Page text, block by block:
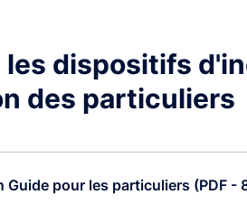
les dispositifs
des particuliers
Guide pour les particuliers (PDF -